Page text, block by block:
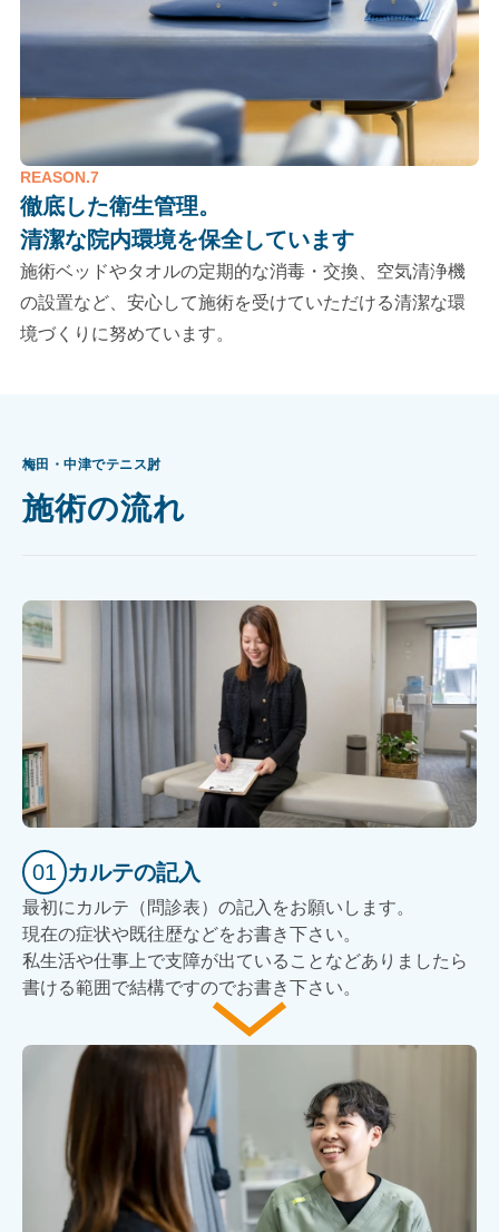
REASON.7
徹底した衛生管理。
清潔な院内環境を保全しています
施術ベッドやタオルの定期的な消毒・交換、空気清浄機
の設置など、安心して施術を受けていただける清潔な環
境づくりに努めています。
梅田・中津でテニス肘
施術の流れ
01 カルテの記入
最初にカルテ（問診表）の記入をお願いします。
現在の症状や既往歴などをお書き下さい。
私生活や仕事上で支障が出ていることなどありましたら
書ける範囲で結構ですのでお書き下さい。